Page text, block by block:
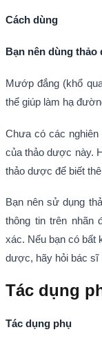
Cách dùng
Bạn nên dùng
Mướp đắng (khổ
thể giúp làm hạ
Chưa có các
của thảo dược này.
thảo dược để biết
Bạn nên sử dụng
thông tin trên nhãn
xác. Nếu bạn có bất
dược, hãy hỏi bác
Tác dụng
Tác dụng phụ